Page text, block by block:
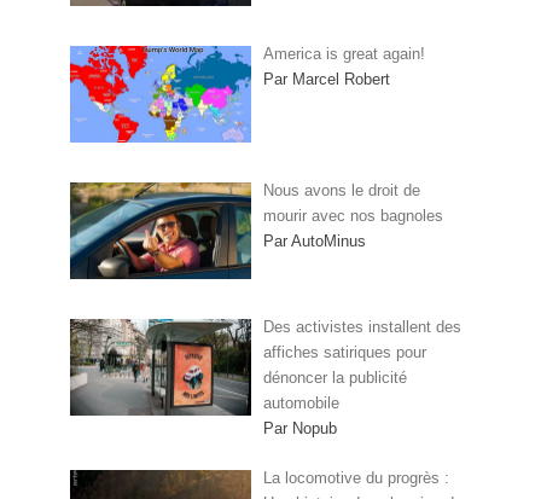
America is great again!
Par Marcel Robert
Nous avons le droit de
mourir avec nos bagnoles
Par AutoMinus
Des activistes installent des
affiches satiriques pour
dénoncer la publicité
automobile
Par Nopub
La locomotive du progrès :